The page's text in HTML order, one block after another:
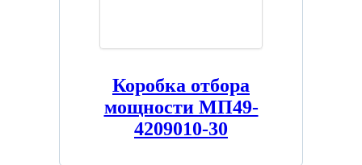
Коробка отбора
мощности МП49-
4209010-30